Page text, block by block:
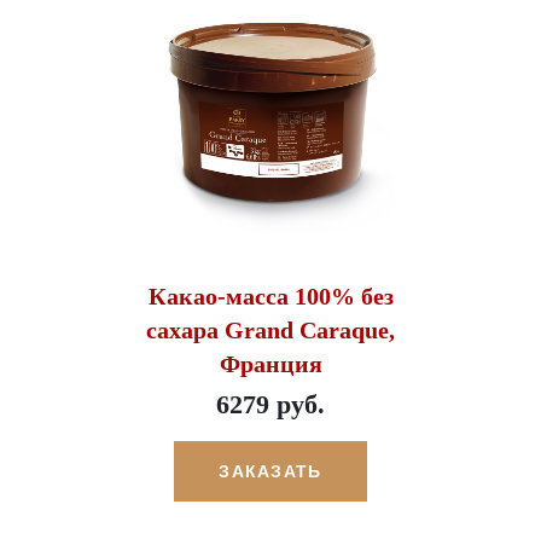
Какао-масса 100% без
сахара Grand Caraque,
Франция
6279 руб.
ЗАКАЗАТЬ